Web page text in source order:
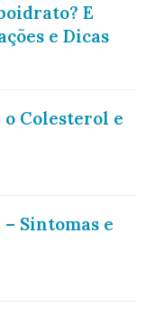
E
e Dicas
Colesterol e
Sintomas e